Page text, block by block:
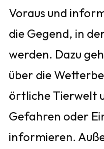
Voraus und
die Gegend, in
werden. Dazu
über die
örtliche Tierwelt
Gefahren oder
informieren.